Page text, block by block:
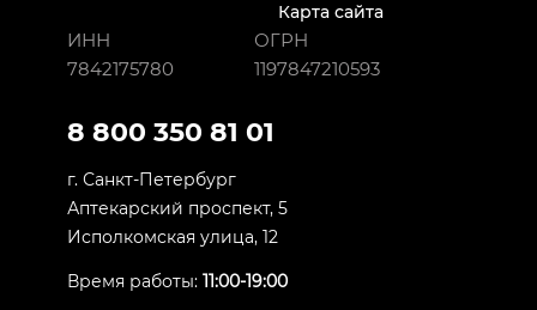
Карта сайта
ИНН
7842175780
ОГРН
1197847210593
8 800 350 81 01
г. Санкт-Петербург
Аптекарский проспект, 5
Исполкомская улица, 12
Время работы: 11:00-19:00